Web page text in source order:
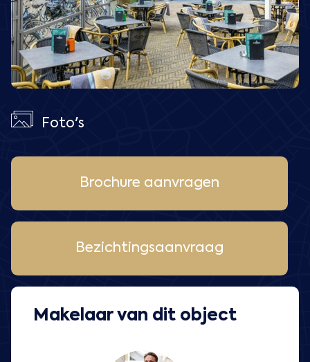
Foto's
Brochure aanvragen
Bezichtingsaanvraag
Makelaar van dit object